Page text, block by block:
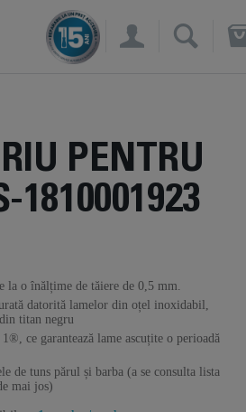
×
PENTRU
1810001923
la o înălțime de tăiere de 0,5 mm.
datorită lamelor din oțel inoxidabil,
titan negru
ce garantează lame ascuțite o perioadă
de tuns părul și barba (a se consulta lista
mai jos)